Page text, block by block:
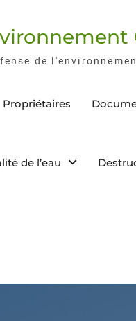
de
Propriétaires
de l’eau